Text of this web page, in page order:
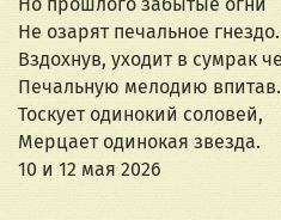
Не озарят печальное гнездо.
Вздохнув, уходит в сумрак
Печальную мелодию впитав.
Тоскует одинокий соловей,
Мерцает одинокая звезда.
10 и 12 мая 2026